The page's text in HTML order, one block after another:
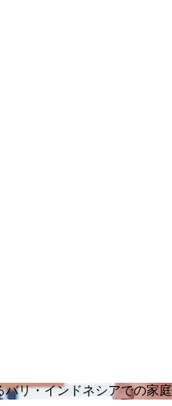
バリ・インドネシアでの家